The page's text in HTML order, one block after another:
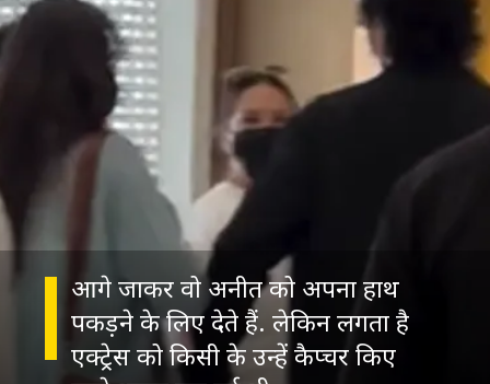
आगे जाकर वो अनीत को अपना हाथ
पकड़ने के लिए देते हैं. लेकिन लगता है
एक्ट्रेस को किसी के उन्हें कैप्चर किए